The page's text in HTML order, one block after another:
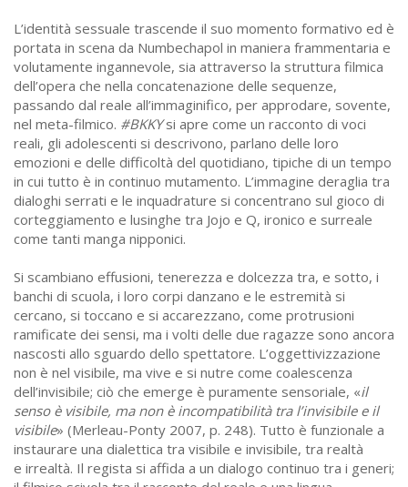
L’identità sessuale trascende il suo momento formativo ed è
portata in scena da Numbechapol in maniera frammentaria e
volutamente ingannevole, sia attraverso la struttura filmica
dell’opera che nella concatenazione delle sequenze,
passando dal reale all’immaginifico, per approdare, sovente,
nel meta-filmico. #BKKYsi apre come un racconto di voci
reali, gli adolescenti si descrivono, parlano delle loro
emozioni e delle difficoltà del quotidiano, tipiche di un tempo
in cui tutto è in continuo mutamento. L’immagine deraglia tra
dialoghi serrati e le inquadrature si concentrano sul gioco di
corteggiamento e lusinghe tra Jojo e Q, ironico e surreale
come tanti manga nipponici.
Si scambiano effusioni, tenerezza e dolcezza tra, e sotto, i
banchi di scuola, i loro corpi danzano e le estremità si
cercano, si toccano e si accarezzano, come protrusioni
ramificate dei sensi, ma i volti delle due ragazze sono ancora
nascosti allo sguardo dello spettatore. L’oggettivizzazione
non è nel visibile, ma vive e si nutre come coalescenza
dell’invisibile; ciò che emerge è puramente sensoriale, «il
senso è visibile, ma non è incompatibilità tra l’invisibile e il
visibile» (Merleau-Ponty 2007, p. 248). Tutto è funzionale a
instaurare una dialettica tra visibile e invisibile, tra realtà
e irrealtà. Il regista si affida a un dialogo continuo tra i generi;